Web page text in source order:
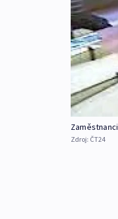
Zaměstnanci
Zdroj: ČT24